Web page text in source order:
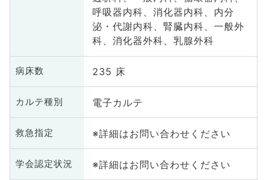
呼吸器内科、消化器内科、内分
泌・代謝内科、腎臓内科、一般外
科、消化器外科、乳腺外科
病床数 235 床
カルテ種別 電子カルテ
救急指定 ※詳細はお問い合わせください
学会認定状況 ※詳細はお問い合わせください